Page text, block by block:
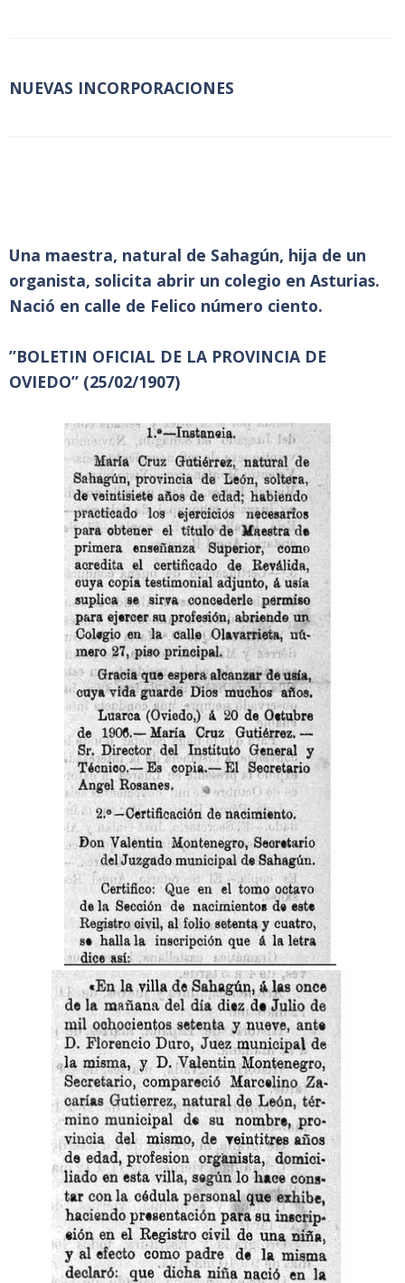
NUEVAS INCORPORACIONES
Una maestra, natural de Sahagún, hija de un
organista, solicita abrir un colegio en Asturias.
Nació en calle de Felico número ciento.
”BOLETIN OFICIAL DE LA PROVINCIA DE
OVIEDO” (25/02/1907)